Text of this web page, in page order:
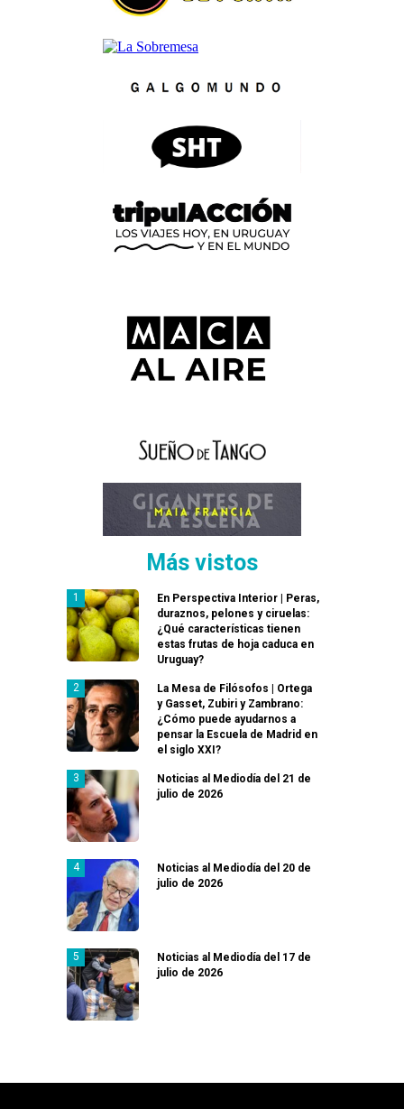
Más vistos
En Perspectiva Interior | Peras,
duraznos, pelones y ciruelas:
¿Qué características tienen
estas frutas de hoja caduca en
Uruguay?
La Mesa de Filósofos | Ortega
y Gasset, Zubiri y Zambrano:
¿Cómo puede ayudarnos a
pensar la Escuela de Madrid en
el siglo XXI?
Noticias al Mediodía del 21 de
julio de 2026
Noticias al Mediodía del 20 de
julio de 2026
Noticias al Mediodía del 17 de
julio de 2026